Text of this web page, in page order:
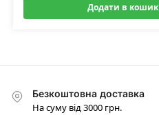
Додати в кошик
Безкоштовна доставка
На суму від 3000 грн.